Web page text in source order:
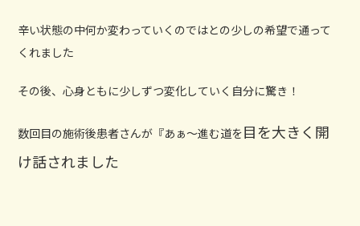
辛い状態の中何か変わっていくのではとの少しの希望で通って
くれました
その後、心身ともに少しずつ変化していく自分に驚き！
数回目の施術後患者さんが『あぁ〜進む道を目を大きく開
け話されました